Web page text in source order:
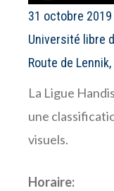
31 octobre 2019
Université libre
Route de
La Ligue
une
visuels.
Horaire: